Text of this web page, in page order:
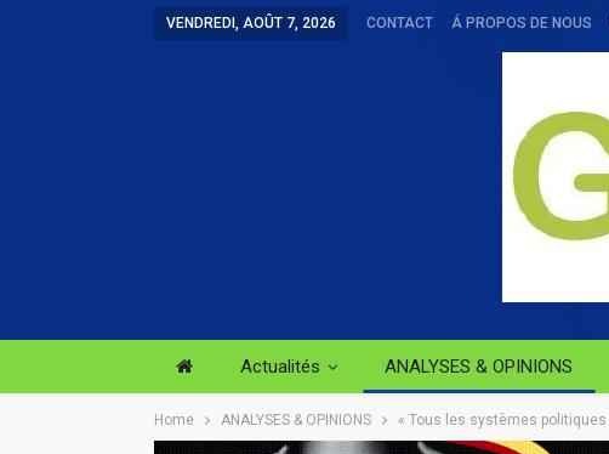
VENDREDI, AOÛT 7, 2026 CONTACT Á PROPOS DE NOUS
Actualités ANALYSES & OPINIONS
Home ANALYSES & OPINIONS « Tous les systèmes